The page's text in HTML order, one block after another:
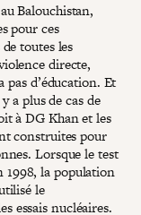
Balouchistan,
pour ces
toutes les
directe,
d’éducation. Et
a plus de cas de
à DG Khan et les
construites pour
Lorsque le test
1998, la population
le
essais nucléaires.